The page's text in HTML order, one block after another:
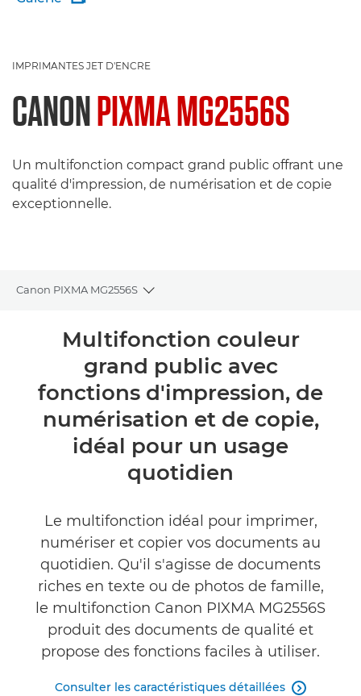
IMPRIMANTES JET D'ENCRE
CANONPIXMA MG2556S
Un multifonction compact grand public offrant une
qualité d'impression, de numérisation et de copie
exceptionnelle.
Canon PIXMA MG2556S
Toggle breadcrumbs
Présentation
Caractéristiques
Multifonction couleur
grand public avec
fonctions d'impression, de
numérisation et de copie,
idéal pour un usage
quotidien
Le multifonction idéal pour imprimer,
numériser et copier vos documents au
quotidien. Qu'il s'agisse de documents
riches en texte ou de photos de famille,
le multifonction Canon PIXMA MG2556S
produit des documents de qualité et
propose des fonctions faciles à utiliser.
Consulter les caractéristiques détaillées 